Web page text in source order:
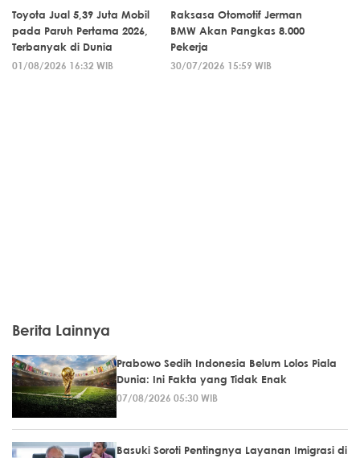
Toyota Jual 5,39 Juta Mobil
pada Paruh Pertama 2026,
Terbanyak di Dunia
01/08/2026 16:32 WIB
Raksasa Otomotif Jerman
BMW Akan Pangkas 8.000
Pekerja
30/07/2026 15:59 WIB
Berita Lainnya
Prabowo Sedih Indonesia Belum Lolos Piala
Dunia: Ini Fakta yang Tidak Enak
07/08/2026 05:30 WIB
Basuki Soroti Pentingnya Layanan Imigrasi di